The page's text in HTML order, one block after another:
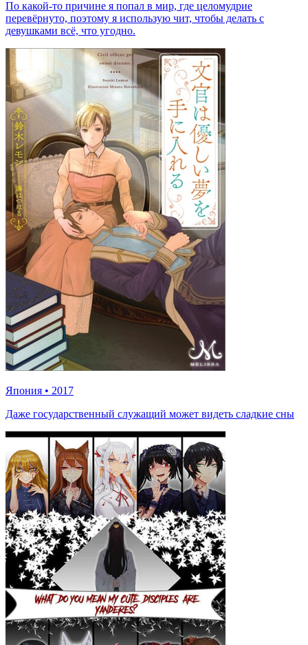
По какой-то причине я попал в мир, где целомудрие
перевёрнуто, поэтому я использую чит, чтобы делать с
девушками всё, что угодно.
Япония • 2017
Даже государственный служащий может видеть сладкие сны